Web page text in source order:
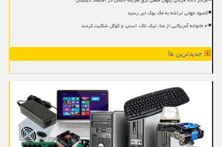
کمبود جهانی تراشه به مک بوک ایر رسید
۴ خانواده آمریکایی از متا، تیک تاک، اسنپ و گوگل شکایت کردند
جدیدترین ها